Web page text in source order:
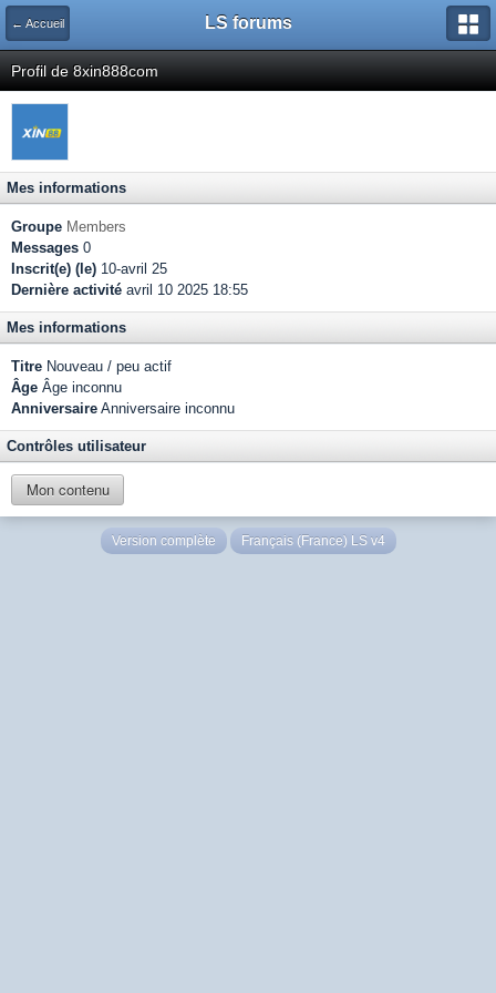
← Accueil LS forums
Profil de 8xin888com
Mes informations
Groupe Members
Messages 0
Inscrit(e) (le) 10-avril 25
Dernière activité avril 10 2025 18:55
Mes informations
Titre Nouveau / peu actif
Âge Âge inconnu
Anniversaire Anniversaire inconnu
Contrôles utilisateur
Mon contenu
Version complète Français (France) LS v4